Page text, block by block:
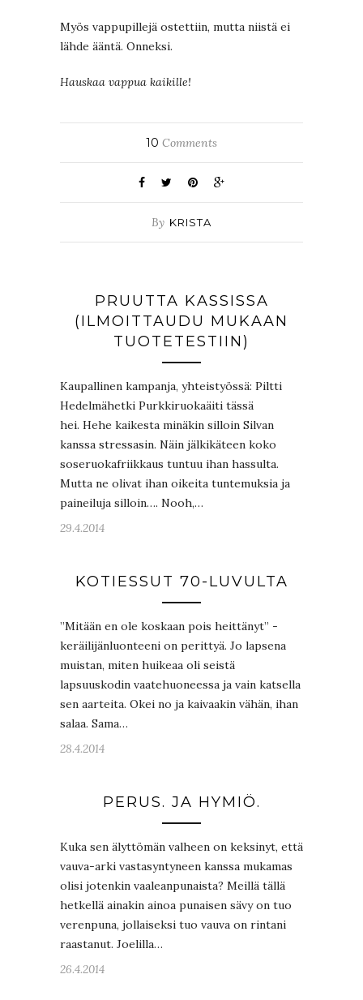
Myös vappupillejä ostettiin, mutta niistä ei
lähde ääntä. Onneksi.
Hauskaa vappua kaikille!
10 Comments
By KRISTA
PRUUTTA KASSISSA
(ILMOITTAUDU MUKAAN
TUOTETESTIIN)
Kaupallinen kampanja, yhteistyössä: Piltti
Hedelmähetki Purkkiruokaäiti tässä
hei. Hehe kaikesta minäkin silloin Silvan
kanssa stressasin. Näin jälkikäteen koko
soseruokafriikkaus tuntuu ihan hassulta.
Mutta ne olivat ihan oikeita tuntemuksia ja
paineiluja silloin…. Nooh,…
29.4.2014
KOTIESSUT 70-LUVULTA
”Mitään en ole koskaan pois heittänyt” -
keräilijänluonteeni on perittyä. Jo lapsena
muistan, miten huikeaa oli seistä
lapsuuskodin vaatehuoneessa ja vain katsella
sen aarteita. Okei no ja kaivaakin vähän, ihan
salaa. Sama…
28.4.2014
PERUS. JA HYMIÖ.
Kuka sen älyttömän valheen on keksinyt, että
vauva-arki vastasyntyneen kanssa mukamas
olisi jotenkin vaaleanpunaista? Meillä tällä
hetkellä ainakin ainoa punaisen sävy on tuo
verenpuna, jollaiseksi tuo vauva on rintani
raastanut. Joelilla…
26.4.2014